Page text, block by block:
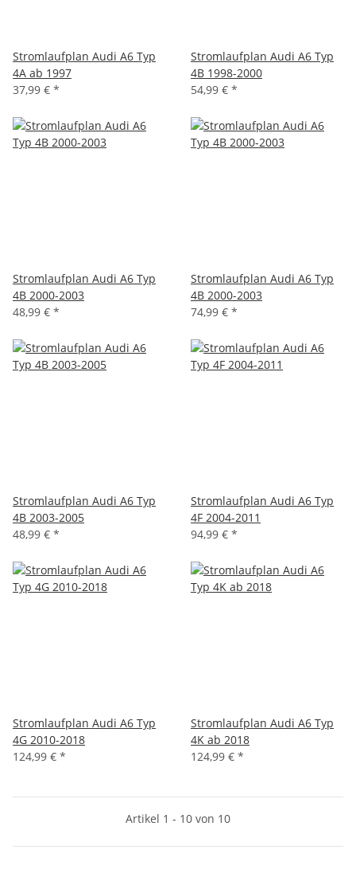
Stromlaufplan Audi A6 Typ
4A ab 1997
37,99 € *
Stromlaufplan Audi A6 Typ
4B 1998-2000
54,99 € *
Stromlaufplan Audi A6 Typ
4B 2000-2003
48,99 € *
Stromlaufplan Audi A6 Typ
4B 2000-2003
74,99 € *
Stromlaufplan Audi A6 Typ
4B 2003-2005
48,99 € *
Stromlaufplan Audi A6 Typ
4F 2004-2011
94,99 € *
Stromlaufplan Audi A6 Typ
4G 2010-2018
124,99 € *
Stromlaufplan Audi A6 Typ
4K ab 2018
124,99 € *
Artikel 1 - 10 von 10